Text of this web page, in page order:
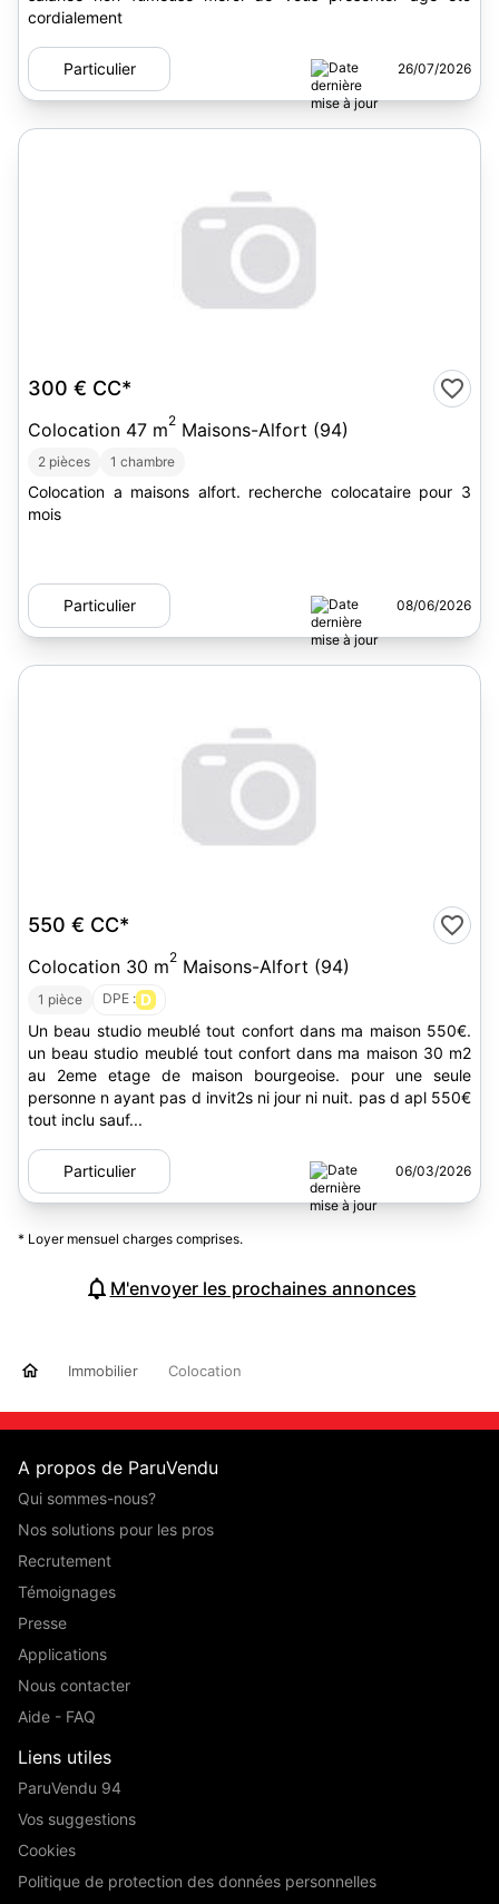
cordialement
Particulier 26/07/2026
300 € CC*
Colocation 47 m2 Maisons-Alfort (94)
2 pièces 1 chambre
Colocation a maisons alfort. recherche colocataire pour 3
mois
Particulier 08/06/2026
550 € CC*
Colocation 30 m2 Maisons-Alfort (94)
1 pièce DPE : D
Un beau studio meublé tout confort dans ma maison 550€.
un beau studio meublé tout confort dans ma maison 30 m2
au 2eme etage de maison bourgeoise. pour une seule
personne n ayant pas d invit2s ni jour ni nuit. pas d apl 550€
tout inclu sauf...
Particulier 06/03/2026
* Loyer mensuel charges comprises.
M'envoyer les prochaines annonces
Immobilier Colocation
A propos de ParuVendu
Qui sommes-nous?
Nos solutions pour les pros
Recrutement
Témoignages
Presse
Applications
Nous contacter
Aide - FAQ
Liens utiles
ParuVendu 94
Vos suggestions
Cookies
Politique de protection des données personnelles